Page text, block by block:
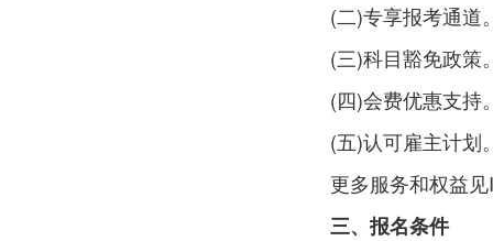
(二)专享报考通道
(三)科目豁免政策。
(四)会费优惠支持。
(五)认可雇主计划。
更多服务和权益见
三、报名条件